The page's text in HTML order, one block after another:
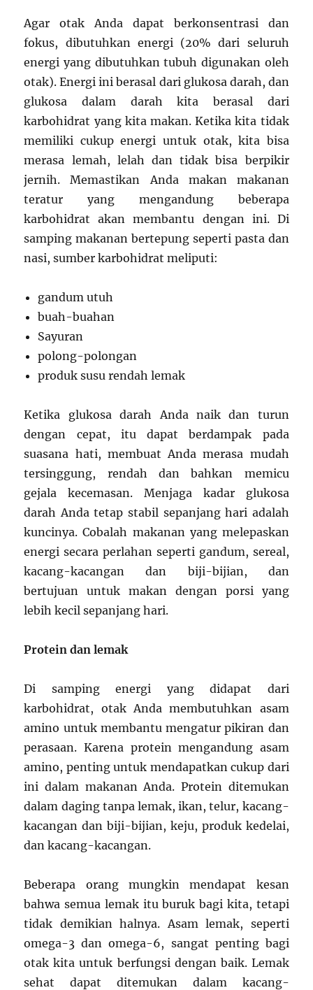
Agar otak Anda dapat berkonsentrasi dan
fokus, dibutuhkan energi (20% dari seluruh
energi yang dibutuhkan tubuh digunakan oleh
otak). Energi ini berasal dari glukosa darah, dan
glukosa dalam darah kita berasal dari
karbohidrat yang kita makan. Ketika kita tidak
memiliki cukup energi untuk otak, kita bisa
merasa lemah, lelah dan tidak bisa berpikir
jernih. Memastikan Anda makan makanan
teratur yang mengandung beberapa
karbohidrat akan membantu dengan ini. Di
samping makanan bertepung seperti pasta dan
nasi, sumber karbohidrat meliputi:
gandum utuh
buah-buahan
Sayuran
polong-polongan
produk susu rendah lemak
Ketika glukosa darah Anda naik dan turun
dengan cepat, itu dapat berdampak pada
suasana hati, membuat Anda merasa mudah
tersinggung, rendah dan bahkan memicu
gejala kecemasan. Menjaga kadar glukosa
darah Anda tetap stabil sepanjang hari adalah
kuncinya. Cobalah makanan yang melepaskan
energi secara perlahan seperti gandum, sereal,
kacang-kacangan dan biji-bijian, dan
bertujuan untuk makan dengan porsi yang
lebih kecil sepanjang hari.
Protein dan lemak
Di samping energi yang didapat dari
karbohidrat, otak Anda membutuhkan asam
amino untuk membantu mengatur pikiran dan
perasaan. Karena protein mengandung asam
amino, penting untuk mendapatkan cukup dari
ini dalam makanan Anda. Protein ditemukan
dalam daging tanpa lemak, ikan, telur, kacang-
kacangan dan biji-bijian, keju, produk kedelai,
dan kacang-kacangan.
Beberapa orang mungkin mendapat kesan
bahwa semua lemak itu buruk bagi kita, tetapi
tidak demikian halnya. Asam lemak, seperti
omega-3 dan omega-6, sangat penting bagi
otak kita untuk berfungsi dengan baik. Lemak
sehat dapat ditemukan dalam kacang-